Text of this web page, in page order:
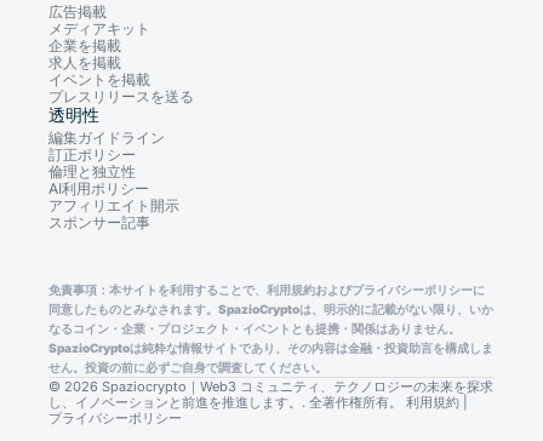
広告掲載
メディアキット
企業を掲載
求人を掲載
イベントを掲載
プレスリリースを送る
透明性
編集ガイドライン
訂正ポリシー
倫理と独立性
AI利用ポリシー
アフィリエイト開示
スポンサー記事
免責事項：本サイトを利用することで、利用規約およびプライバシーポリシーに
同意したものとみなされます。SpazioCryptoは、明示的に記載がない限り、いか
なるコイン・企業・プロジェクト・イベントとも提携・関係はありません。
SpazioCryptoは純粋な情報サイトであり、その内容は金融・投資助言を構成しま
せん。投資の前に必ずご自身で調査してください。
© 2026 Spaziocrypto｜Web3 コミュニティ、テクノロジーの未来を探求
し、イノベーションと前進を推進します。. 全著作権所有。 利用規約
プライバシーポリシー